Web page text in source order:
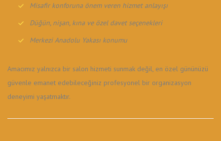
Misafir konforuna önem veren hizmet anlayışı
Düğün, nişan, kına ve özel davet seçenekleri
Merkezi Anadolu Yakası konumu
Amacımız yalnızca bir salon hizmeti sunmak değil, en özel gününüzü
güvenle emanet edebileceğiniz profesyonel bir organizasyon
deneyimi yaşatmaktır.